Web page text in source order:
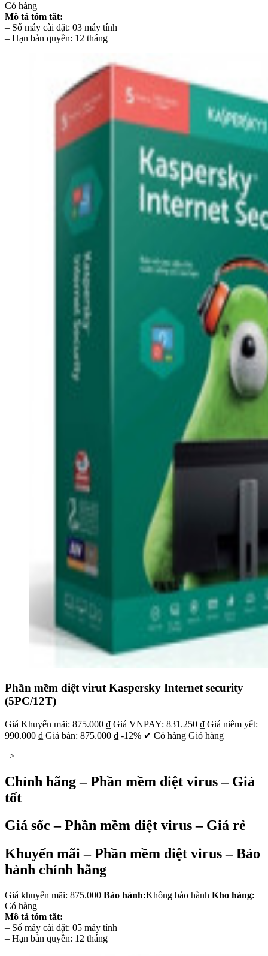
Có hàng
Mô tả tóm tắt:
– Số máy cài đặt: 03 máy tính
– Hạn bản quyền: 12 tháng
Phần mềm diệt virut Kaspersky Internet security
(5PC/12T)
Giá Khuyến mãi: 875.000 ₫ Giá VNPAY: 831.250 ₫ Giá niêm yết:
990.000 ₫ Giá bán: 875.000 ₫ -12% ✔ Có hàng Giỏ hàng
–>
Chính hãng – Phần mềm diệt virus – Giá
tốt
Giá sốc – Phần mềm diệt virus – Giá rẻ
Khuyến mãi – Phần mềm diệt virus – Bảo
hành chính hãng
Giá khuyến mãi: 875.000 Bảo hành:Không bảo hành Kho hàng:
Có hàng
Mô tả tóm tắt:
– Số máy cài đặt: 05 máy tính
– Hạn bản quyền: 12 tháng